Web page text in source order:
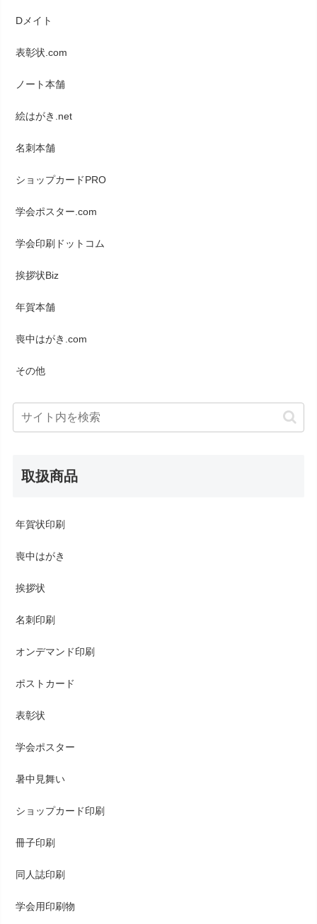
Dメイト
表彰状.com
ノート本舗
絵はがき.net
名刺本舗
ショップカードPRO
学会ポスター.com
学会印刷ドットコム
挨拶状Biz
年賀本舗
喪中はがき.com
その他
取扱商品
年賀状印刷
喪中はがき
挨拶状
名刺印刷
オンデマンド印刷
ポストカード
表彰状
学会ポスター
暑中見舞い
ショップカード印刷
冊子印刷
同人誌印刷
学会用印刷物